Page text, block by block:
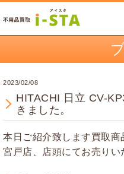
2023/02/08
HITACHI 日立 CV-
きました。
本日ご紹介致します買取商
宮戸店、店頭にてお売りい